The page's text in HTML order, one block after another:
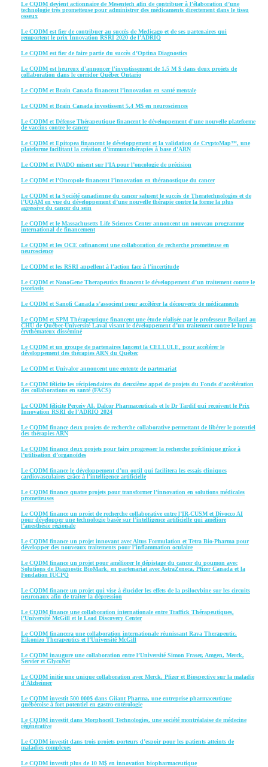
Le CQDM devient actionnaire de Mesentech afin de contribuer à l’élaboration d’une
technologie très prometteuse pour administrer des médicaments directement dans le tissu
osseux
Le CQDM est fier de contribuer au succès de Medicago et de ses partenaires qui
remportent le prix Innovation RSRI 2020 de l’ADRIQ
Le CQDM est fier de faire partie du succès d’Optina Diagnostics
Le CQDM est heureux d'annoncer l'investissement de 1,5 M $ dans deux projets de
collaboration dans le corridor Québec Ontario
Le CQDM et Brain Canada financent l’innovation en santé mentale
Le CQDM et Brain Canada investissent 5,4 M$ en neurosciences
Le CQDM et Défense Thérapeutique financent le développement d'une nouvelle plateforme
de vaccins contre le cancer
Le CQDM et Epitopea financent le développement et la validation de CryptoMap™, une
plateforme facilitant la création d'immunothérapies à base d'ARN
Le CQDM et IVADO misent sur l’IA pour l’oncologie de précision
Le CQDM et l’Oncopole financent l’innovation en théranostique du cancer
Le CQDM et la Société canadienne du cancer saluent le succès de Theratechnologies et de
l’UQAM en vue du développement d’une nouvelle thérapie contre la forme la plus
agressive du cancer du sein
Le CQDM et le Massachusetts Life Sciences Center annoncent un nouveau programme
international de financement
Le CQDM et les OCE cofinancent une collaboration de recherche prometteuse en
neuroscience
Le CQDM et les RSRI appellent à l’action face à l’incertitude
Le CQDM et NanoGene Therapeutics financent le développement d’un traitement contre le
psoriasis
Le CQDM et Sanofi Canada s’associent pour accélérer la découverte de médicaments
Le CQDM et SPM Thérapeutique financent une étude réalisée par le professeur Boilard au
CHU de Québec-Université Laval visant le développement d’un traitement contre le lupus
érythémateux disséminé
Le CQDM et un groupe de partenaires lancent la CELLULE, pour accélérer le
développement des thérapies ARN du Québec
Le CQDM et Univalor annoncent une entente de partenariat
Le CQDM félicite les récipiendaires du deuxième appel de projets du Fonds d'accélération
des collaborations en santé (FACS)
Le CQDM félicite Perceiv AI, Dalcor Pharmaceuticals et le Dr Tardif qui reçoivent le Prix
Innovation RSRI de l’ADRIQ 2024
Le CQDM finance deux projets de recherche collaborative permettant de libérer le potentiel
des thérapies ARN
Le CQDM finance deux projets pour faire progresser la recherche préclinique grâce à
l’utilisation d’organoïdes
Le CQDM finance le développement d’un outil qui facilitera les essais cliniques
cardiovasculaires grâce à l’intelligence artificielle
Le CQDM finance quatre projets pour transformer l’innovation en solutions médicales
prometteuses
Le CQDM finance un projet de recherche collaborative entre l’IR-CUSM et Divocco AI
pour développer une technologie basée sur l’intelligence artificielle qui améliore
l’anesthésie régionale
Le CQDM finance un projet innovant avec Altus Formulation et Tetra Bio-Pharma pour
développer des nouveaux traitements pour l’inflammation oculaire
Le CQDM finance un projet pour améliorer le dépistage du cancer du poumon avec
Solutions de Diagnostic BioMark, en partenariat avec AstraZeneca, Pfizer Canada et la
Fondation IUCPQ
Le CQDM finance un projet qui vise à élucider les effets de la psilocybine sur les circuits
neuronaux afin de traiter la dépression
Le CQDM finance une collaboration internationale entre Traffick Thérapeutiques,
l’Université McGill et le Lead Discovery Center
Le CQDM financera une collaboration internationale réunissant Raya Therapeutic,
Eikonizo Therapeutics et l’Université McGill
Le CQDM inaugure une collaboration entre l’Université Simon Fraser, Amgen, Merck,
Servier et GlycoNet
Le CQDM initie une unique collaboration avec Merck, Pfizer et Biospective sur la maladie
d’Alzheimer
Le CQDM investit 500 000$ dans Giiant Pharma, une entreprise pharmaceutique
québécoise à fort potentiel en gastro-entérologie
Le CQDM investit dans Morphocell Technologies, une société montréalaise de médecine
régénérative
Le CQDM investit dans trois projets porteurs d’espoir pour les patients atteints de
maladies complexes
Le CQDM investit plus de 10 M$ en innovation biopharmaceutique